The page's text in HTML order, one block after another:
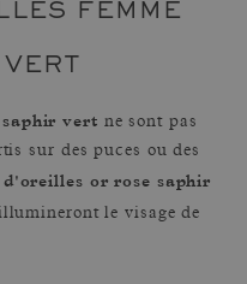
FEMME
vert ne sont pas
sur des puces ou des
d'oreilles or rose saphir
le visage de